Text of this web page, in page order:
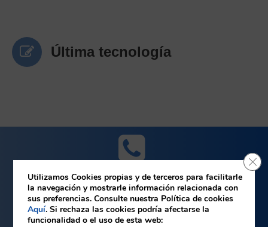
Última tecnología
928 23 44 66
Pide cita
Utilizamos Cookies propias y de terceros para facilitarle
la navegación y mostrarle información relacionada con
sus preferencias. Consulte nuestra Política de cookies
Aquí. Si rechaza las cookies podría afectarse la
funcionalidad o el uso de esta web: